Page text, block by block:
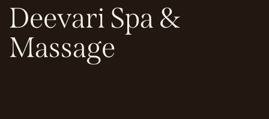
Deevari Spa &
Massage